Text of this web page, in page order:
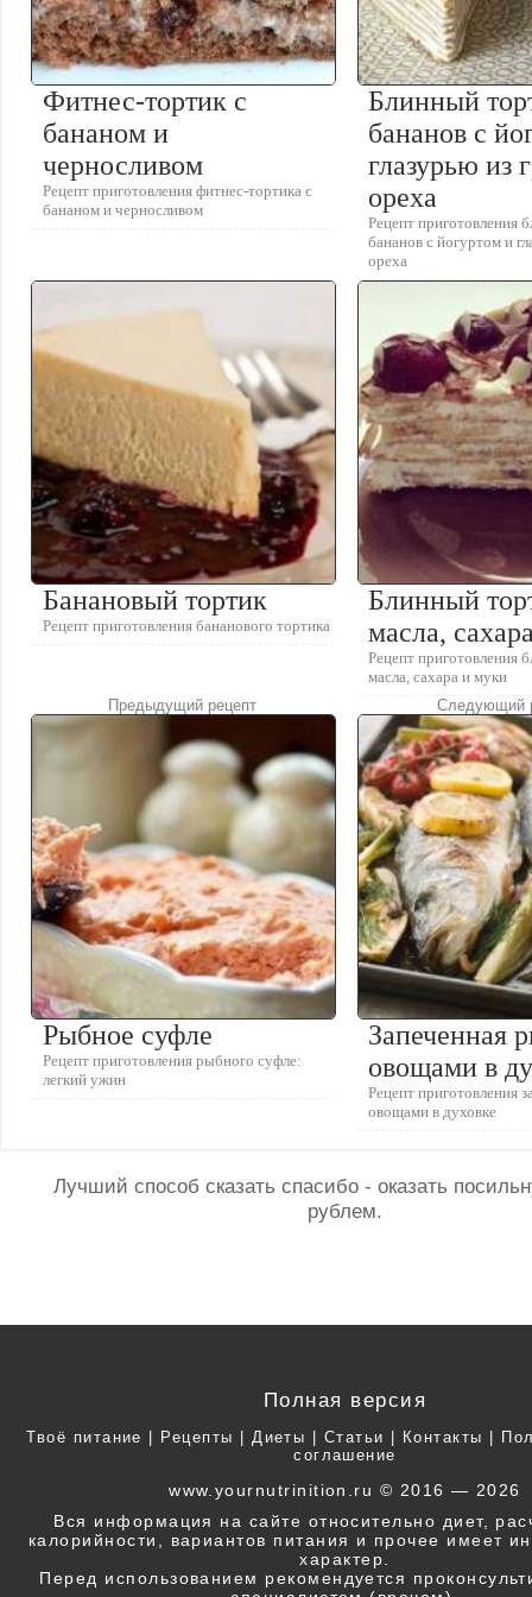
Фитнес-тортик с
бананом и
черносливом
Рецепт приготовления фитнес-тортика с
бананом и черносливом
Блинный
бананов с
глазурью из
ореха
Рецепт приготовления
бананов с йогуртом и
ореха
Банановый тортик
Рецепт приготовления бананового тортика
Блинный
масла,
Рецепт приготовления
масла, сахара и муки
Предыдущий рецепт
Рыбное суфле
Рецепт приготовления рыбного суфле:
легкий ужин
Следующий
Запеченная
овощами в
Рецепт приготовления
овощами в духовке
Лучший способ сказать спасибо - оказать
рублем.
Полная версия
Твоё питание Рецепты |Диеты Статьи Контакты
соглашение
www.yournutrinition.ru © 2016 — 2026
Вся информация на сайте относительно диет,
калорийности, вариантов питания и прочее имеет
характер.
Перед использованием рекомендуется